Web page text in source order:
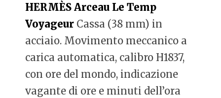
HERMÈS Arceau Le Temp
Voyageur Cassa (38 mm) in
acciaio. Movimento meccanico a
carica automatica, calibro H1837,
con ore del mondo, indicazione
vagante di ore e minuti dell’ora